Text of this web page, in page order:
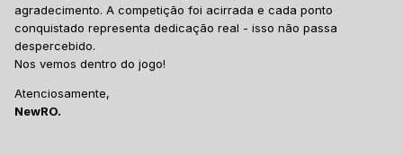
agradecimento. A competição foi acirrada e cada ponto
conquistado representa dedicação real - isso não passa
despercebido.
Nos vemos dentro do jogo!
Atenciosamente,
NewRO.